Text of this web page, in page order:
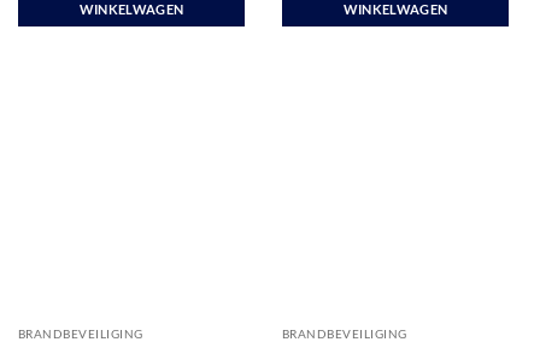
WINKELWAGEN
WINKELWAGEN
BRANDBEVEILIGING BRANDBEVEILIGING